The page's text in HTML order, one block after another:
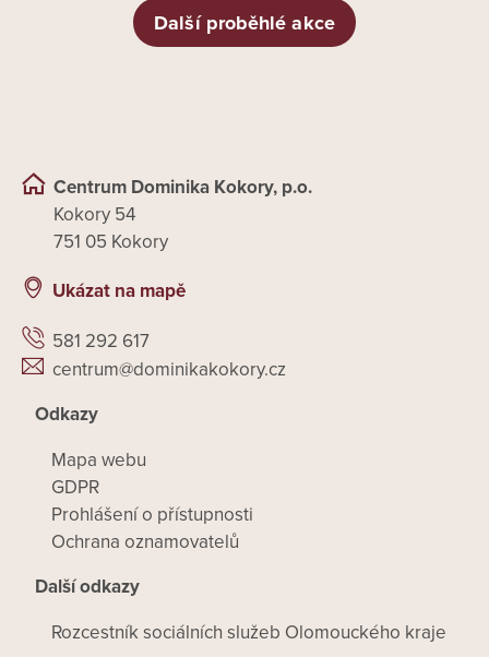
Další proběhlé akce
Centrum Dominika Kokory, p.o.
Kokory 54
751 05 Kokory
Ukázat na mapě
581 292 617
centrum@dominikakokory.cz
Odkazy
Mapa webu
GDPR
Prohlášení o přístupnosti
Ochrana oznamovatelů
Další odkazy
Rozcestník sociálních služeb Olomouckého kraje